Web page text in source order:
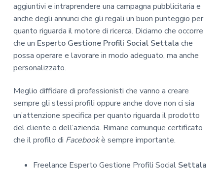
aggiuntivi e intraprendere una campagna pubblicitaria e
anche degli annunci che gli regali un buon punteggio per
quanto riguarda il motore di ricerca. Diciamo che occorre
che un Esperto Gestione Profili Social Settala che
possa operare e lavorare in modo adeguato, ma anche
personalizzato.
Meglio diffidare di professionisti che vanno a creare
sempre gli stessi profili oppure anche dove non ci sia
un’attenzione specifica per quanto riguarda il prodotto
del cliente o dell’azienda. Rimane comunque certificato
che il profilo di Facebookè sempre importante.
Freelance Esperto Gestione Profili Social Settala